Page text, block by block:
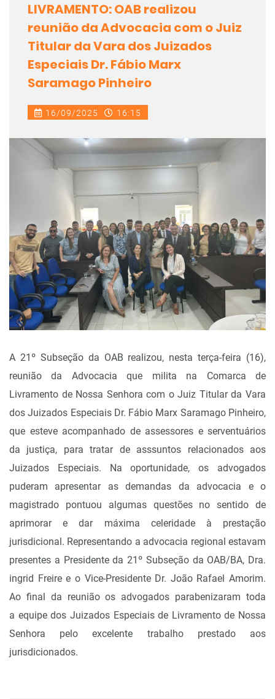
LIVRAMENTO: OAB realizou
reunião da Advocacia com o Juiz
Titular da Vara dos Juizados
Especiais Dr. Fábio Marx
Saramago Pinheiro
16/09/2025 16:15
A 21º Subseção da OAB realizou, nesta terça-feira (16),
reunião da Advocacia que milita na Comarca de
Livramento de Nossa Senhora com o Juiz Titular da Vara
dos Juizados Especiais Dr. Fábio Marx Saramago Pinheiro,
que esteve acompanhado de assessores e serventuários
da justiça, para tratar de asssuntos relacionados aos
Juizados Especiais. Na oportunidade, os advogados
puderam apresentar as demandas da advocacia e o
magistrado pontuou algumas questões no sentido de
aprimorar e dar máxima celeridade à prestação
jurisdicional. Representando a advocacia regional estavam
presentes a Presidente da 21º Subseçãoda OAB/BA, Dra.
ingrid Freire e o Vice-Presidente Dr. João Rafael Amorim.
Ao final da reunião os advogados parabenizaram toda
a equipe dos Juizados Especiais de Livramento de Nossa
Senhora pelo excelente trabalho prestado aos
jurisdicionados.